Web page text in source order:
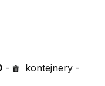
- kontejnery -